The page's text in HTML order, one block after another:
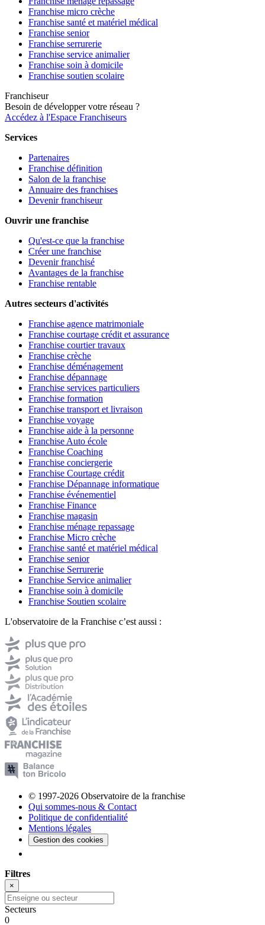
Franchise micro crèche
Franchise santé et matériel médical
Franchise senior
Franchise serrurerie
Franchise service animalier
Franchise soin à domicile
Franchise soutien scolaire
Franchiseur
Besoin de développer votre réseau ?
Accédez à l'Espace Franchiseurs
Services
Partenaires
Franchise définition
Salon de la franchise
Annuaire des franchises
Devenir franchiseur
Ouvrir une franchise
Qu'est-ce que la franchise
Créer une franchise
Devenir franchisé
Avantages de la franchise
Franchise rentable
Autres secteurs d'activités
Franchise agence matrimoniale
Franchise courtage crédit et assurance
Franchise courtier travaux
Franchise crèche
Franchise déménagement
Franchise dépannage
Franchise services particuliers
Franchise formation
Franchise transport et livraison
Franchise voyage
Franchise aide à la personne
Franchise Auto école
Franchise Coaching
Franchise conciergerie
Franchise Courtage crédit
Franchise Dépannage informatique
Franchise événementiel
Franchise Finance
Franchise magasin
Franchise ménage repassage
Franchise Micro crèche
Franchise santé et matériel médical
Franchise senior
Franchise Serrurerie
Franchise Service animalier
Franchise soin à domicile
Franchise Soutien scolaire
L'observatoire de la Franchise c’est aussi :
© 1997-2026 Observatoire de la franchise
Qui sommes-nous & Contact
Politique de confidentialité
Mentions légales
Gestion des cookies
Filtres
×
Secteurs
0